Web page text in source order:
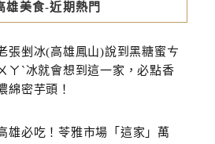
雄美食-近期熱門
張剉冰(高雄鳳山)說到黑糖蜜ㄘ
ㄚˋ冰就會想到這一家，必點香
綿密芋頭！
雄必吃！苓雅市場「這家」萬